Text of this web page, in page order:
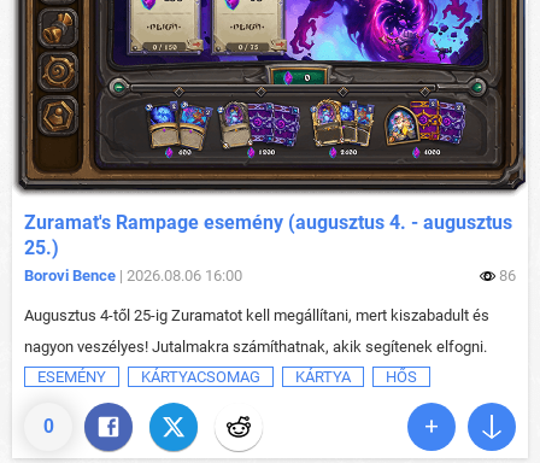
0
Zuramat's Rampage esemény (augusztus 4. - augusztus
25.)
Borovi Bence | 2026.08.06 16:00 86
Augusztus 4-től 25-ig Zuramatot kell megállítani, mert kiszabadult és
nagyon veszélyes! Jutalmakra számíthatnak, akik segítenek elfogni.
ESEMÉNY
KÁRTYACSOMAG KÁRTYA HŐS